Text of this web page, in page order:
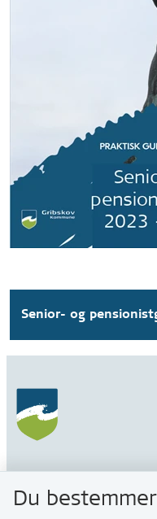
Senior- og
Gribskov
Rådhusvej 3
Du